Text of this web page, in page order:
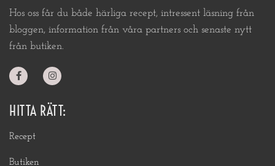
Hos oss får du både härliga recept, intressent läsning från
bloggen, information från våra partners och senaste nytt
från butiken.
HITTA RÄTT:
Recept
Butiken